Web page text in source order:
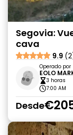
Segovia:
cava
9.9
Operado por
EOLO
3 horas
7:00 AM
Desde